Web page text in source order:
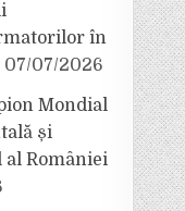
în
07/07/2026
Mondial
și
al României